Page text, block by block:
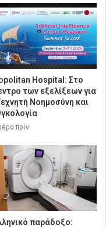
Hospital: Στο
των εξελίξεων για
Νοημοσύνη και
πρίν
παράδοξο: